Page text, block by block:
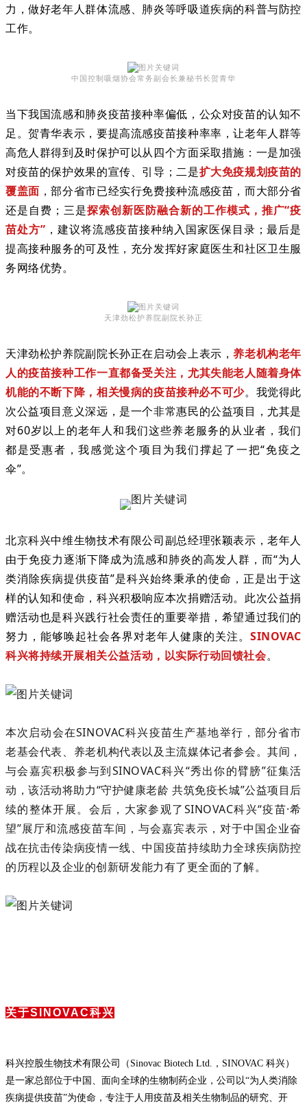
力，做好老年人群体流感、肺炎等呼吸道疾病的科普与防控
工作。
中国控制吸烟协会常务副会长兼秘书长贺青华
当下我国流感和肺炎疫苗接种率偏低，公众对疫苗的认知不
足。贺青华表示，要提高流感疫苗接种率率，让老年人群等
高危人群得到及时保护可以从四个方面采取措施：一是加强
对疫苗的保护效果的宣传、引导；二是扩大免疫规划疫苗的
覆盖面 ，部分省市已经实行免费接种流感疫苗，而大部分省
还是自费；三是探索创新医防融合新的工作模式，推广“疫
苗处方” ，建议将流感疫苗接种纳入国家医保目录；最后是
提高接种服务的可及性，充分发挥好家庭医生和社区卫生服
务网络优势。
天津劲松护养院副院长孙正
天津劲松护养院副院长孙正在启动会上表示，养老机构老年
人的疫苗接种工作一直都备受关注，尤其失能老人随着身体
机能的不断下降，相关慢病的疫苗接种必不可少。我觉得此
次公益项目意义深远，是一个非常惠民的公益项目，尤其是
对60岁以上的老年人和我们这些养老服务的从业者，我们
都是受惠者，我感觉这个项目为我们撑起了一把“免疫之
伞”。
北京科兴中维生物技术有限公司副总经理张颖表示，老年人
由于免疫力逐渐下降成为流感和肺炎的高发人群，而“为人
类消除疾病提供疫苗”是科兴始终秉承的使命，正是出于这
样的认知和使命，科兴积极响应本次捐赠活动。此次公益捐
赠活动也是科兴践行社会责任的重要举措，希望通过我们的
努力，能够唤起社会各界对老年人健康的关注。SINOVAC
科兴将持续开展相关公益活动，以实际行动回馈社会。
本次启动会在SINOVAC科兴疫苗生产基地举行，部分省市
老基会代表、养老机构代表以及主流媒体记者参会。其间，
与会嘉宾积极参与到SINOVAC科兴“秀出你的臂膀”征集活
动，该活动将助力“守护健康老龄 共筑免疫长城”公益项目后
续的整体开展。会后，大家参观了SINOVAC科兴“疫苗·希
望”展厅和流感疫苗车间，与会嘉宾表示，对于中国企业奋
战在抗击传染病疫情一线、中国疫苗持续助力全球疾病防控
的历程以及企业的创新研发能力有了更全面的了解。
关于SINOVAC科兴
科兴控股生物技术有限公司（Sinovac Biotech Ltd.，SINOVAC 科兴）
是一家总部位于中国、面向全球的生物制药企业，公司以“为人类消除
疾病提供疫苗”为使命，专注于人用疫苗及相关生物制品的研究、开